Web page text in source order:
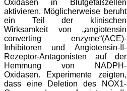
Oxidasen in Blutgefäßzellen
aktivieren. Möglicherweise beruht
ein Teil der klinischen
Wirksamkeit von „angiotensin
converting enzyme“(ACE)-
Inhibitoren und Angiotensin-II-
Rezeptor-Antagonisten auf der
Hemmung von NADPH-
Oxidasen. Experimente zeigten,
dass eine Deletion des NOX1-